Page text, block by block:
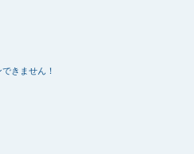
きません！